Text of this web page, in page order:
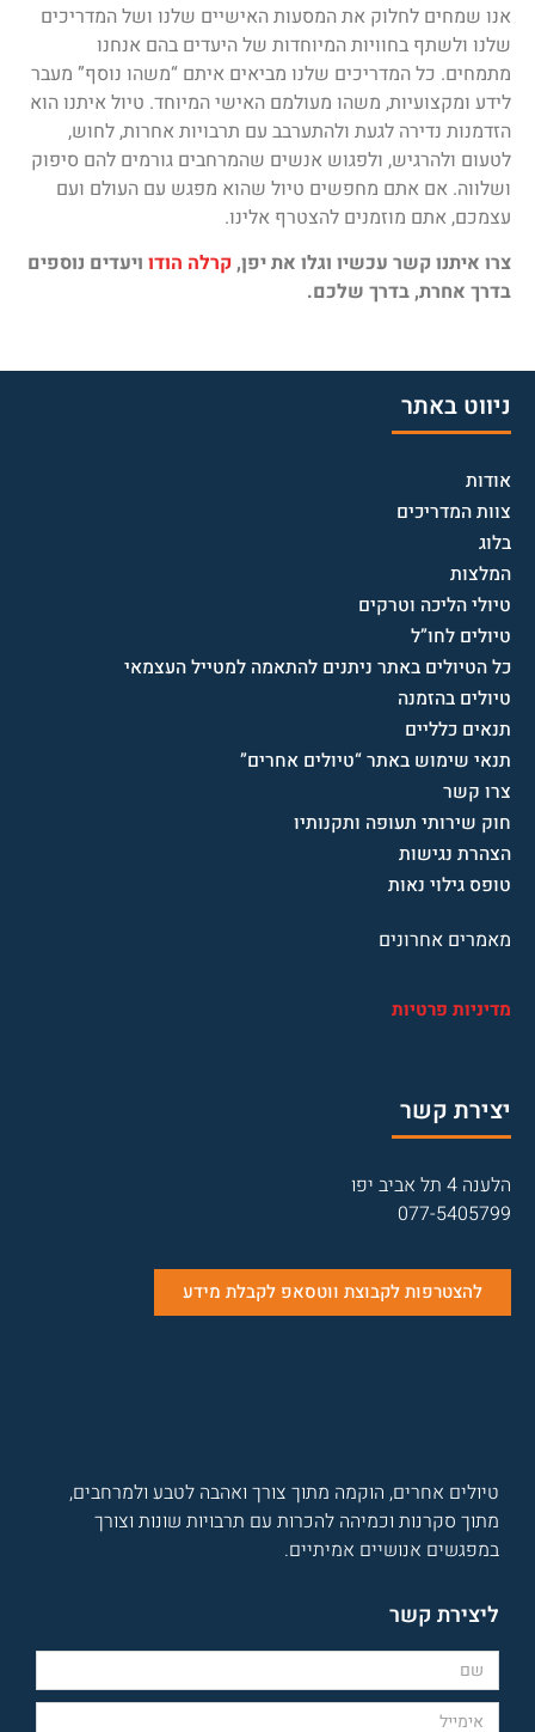
אנו שמחים לחלוק את המסעות האישיים שלנו ושל המדריכים
שלנו ולשתף בחוויות המיוחדות של היעדים בהם אנחנו
מתמחים. כל המדריכים שלנו מביאים איתם “משהו נוסף” מעבר
לידע ומקצועיות, משהו מעולמם האישי המיוחד. טיול איתנו הוא
הזדמנות נדירה לגעת ולהתערבב עם תרבויות אחרות, לחוש,
לטעום ולהרגיש, ולפגוש אנשים שהמרחבים גורמים להם סיפוק
ושלווה. אם אתם מחפשים טיול שהוא מפגש עם העולם ועם
עצמכם, אתם מוזמנים להצטרף אלינו.
צרו איתנו קשר עכשיו וגלו את יפן,קרלה הודו ויעדים נוספים
בדרך אחרת, בדרך שלכם.
ניווט באתר
אודות
צוות המדריכים
בלוג
המלצות
טיולי הליכה וטרקים
טיולים לחו”ל
כל הטיולים באתר ניתנים להתאמה למטייל העצמאי
טיולים בהזמנה
תנאים כלליים
תנאי שימוש באתר “טיולים אחרים”
צרו קשר
חוק שירותי תעופה ותקנותיו
הצהרת נגישות
טופס גילוי נאות
מאמרים אחרונים
מדיניות פרטיות
יצירת קשר
הלענה 4 תל אביב יפו
077-5405799
להצטרפות לקבוצת ווטסאפ לקבלת מידע
טיולים אחרים, הוקמה מתוך צורך ואהבה לטבע ולמרחבים,
מתוך סקרנות וכמיהה להכרות עם תרבויות שונות וצורך
במפגשים אנושיים אמיתיים.
ליצירת קשר